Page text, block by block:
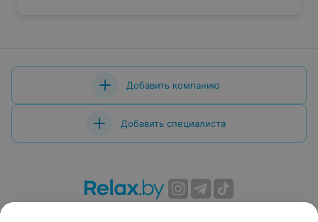
Добавить компанию
Добавить специалиста